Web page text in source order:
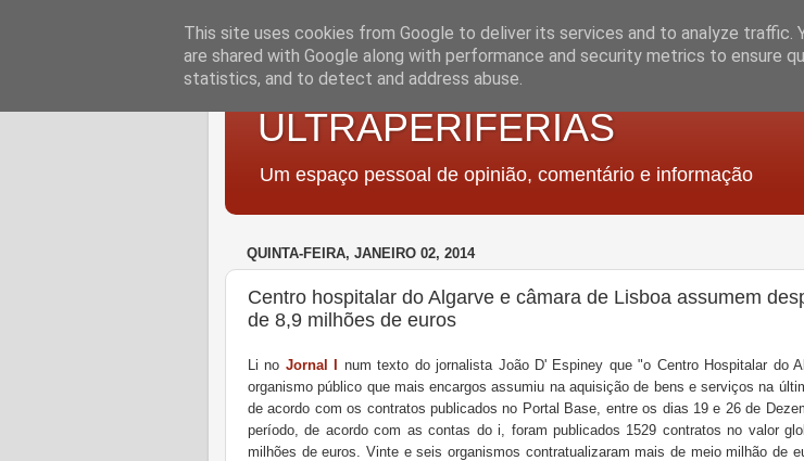
ULTRAPERIFERIAS
Um espaço pessoal de opinião, comentário e informação
QUINTA-FEIRA, JANEIRO 02, 2014
Centro hospitalar do Algarve e câmara de Lisboa assumem
de 8,9 milhões de euros
Li no Jornal I
num texto do jornalista João D' Espiney que "o Centro Hospitalar do
organismo público que mais encargos assumiu na aquisição de bens e serviços na
de acordo com os contratos publicados no Portal Base, entre os dias 19 e 26 de
período, de acordo com as contas do i, foram publicados 1529 contratos no valor
milhões de euros. Vinte e seis organismos contratualizaram mais de meio milhão de
This site uses cookies from Google to deliver its services and to analyze traffic.
are shared with Google along with performance and security metrics to ensure
statistics, and to detect and address abuse.